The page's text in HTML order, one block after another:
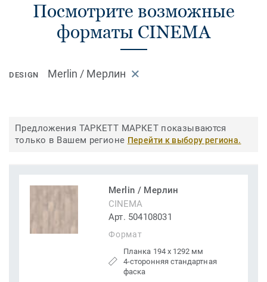
Посмотрите возможные
форматы CINEMA
DESIGN Merlin / Мерлин
Предложения ТАРКЕТТ МАРКЕТ показываются
только в Вашем регионе Перейти к выбору региона.
Merlin / Мерлин
CINEMA
Арт. 504108031
Формат
Планка 194 x 1292 мм
4-сторонняя стандартная
фаска